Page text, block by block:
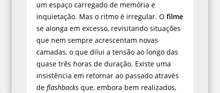
um espaço carregado de memória e
inquietação. Mas o ritmo é irregular. O filme
se alonga em excesso, revisitando situações
que nem sempre acrescentam novas
camadas, o que dilui a tensão ao longo das
quase três horas de duração. Existe uma
insistência em retornar ao passado através
de flashbacks que, embora bem realizados,